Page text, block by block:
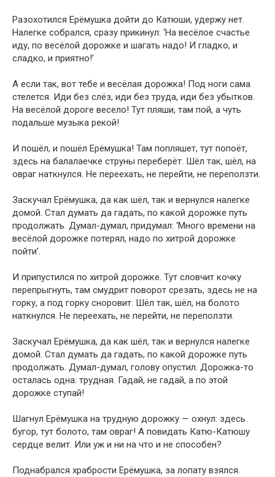
Разохотился Ерёмушка дойти до Катюши, удержу нет.
Налегке собрался, сразу прикинул: ‘На весёлое счастье
иду, по весёлой дорожке и шагать надо! И гладко, и
сладко, и приятно!’
А если так, вот тебе и весёлая дорожка! Под ноги сама
стелется. Иди без слёз, иди без труда, иди без убытков.
На весёлой дороге весело! Тут пляши, там пой, а чуть
подальше музыка рекой!
И пошёл, и пошёл Ерёмушка! Там попляшет, тут попоёт,
здесь на балалаечке струны переберёт. Шёл так, шёл, на
овраг наткнулся. Не переехать, не перейти, не переползти.
Заскучал Ерёмушка, да как шёл, так и вернулся налегке
домой. Стал думать да гадать, по какой дорожке путь
продолжать. Думал-думал, придумал: ‘Много времени на
весёлой дорожке потерял, надо по хитрой дорожке
пойти’.
И припустился по хитрой дорожке. Тут словчит кочку
перепрыгнуть, там смудрит поворот срезать, здесь не на
горку, а под горку сноровит. Шёл так, шёл, на болото
наткнулся. Не переехать, не перейти, не переползти.
Заскучал Ерёмушка, да как шёл, так и вернулся налегке
домой. Стал думать да гадать, по какой дорожке путь
продолжать. Думал-думал, голову опустил. Дорожка-то
осталась одна: трудная. Гадай, не гадай, а по этой
дорожке ступай!
Шагнул Ерёмушка на трудную дорожку — охнул: здесь
бугор, тут болото, там овраг! А повидать Катю-Катюшу
сердце велит. Или уж и ни на что и не способен?
Поднабрался храбрости Ерёмушка, за лопату взялся.